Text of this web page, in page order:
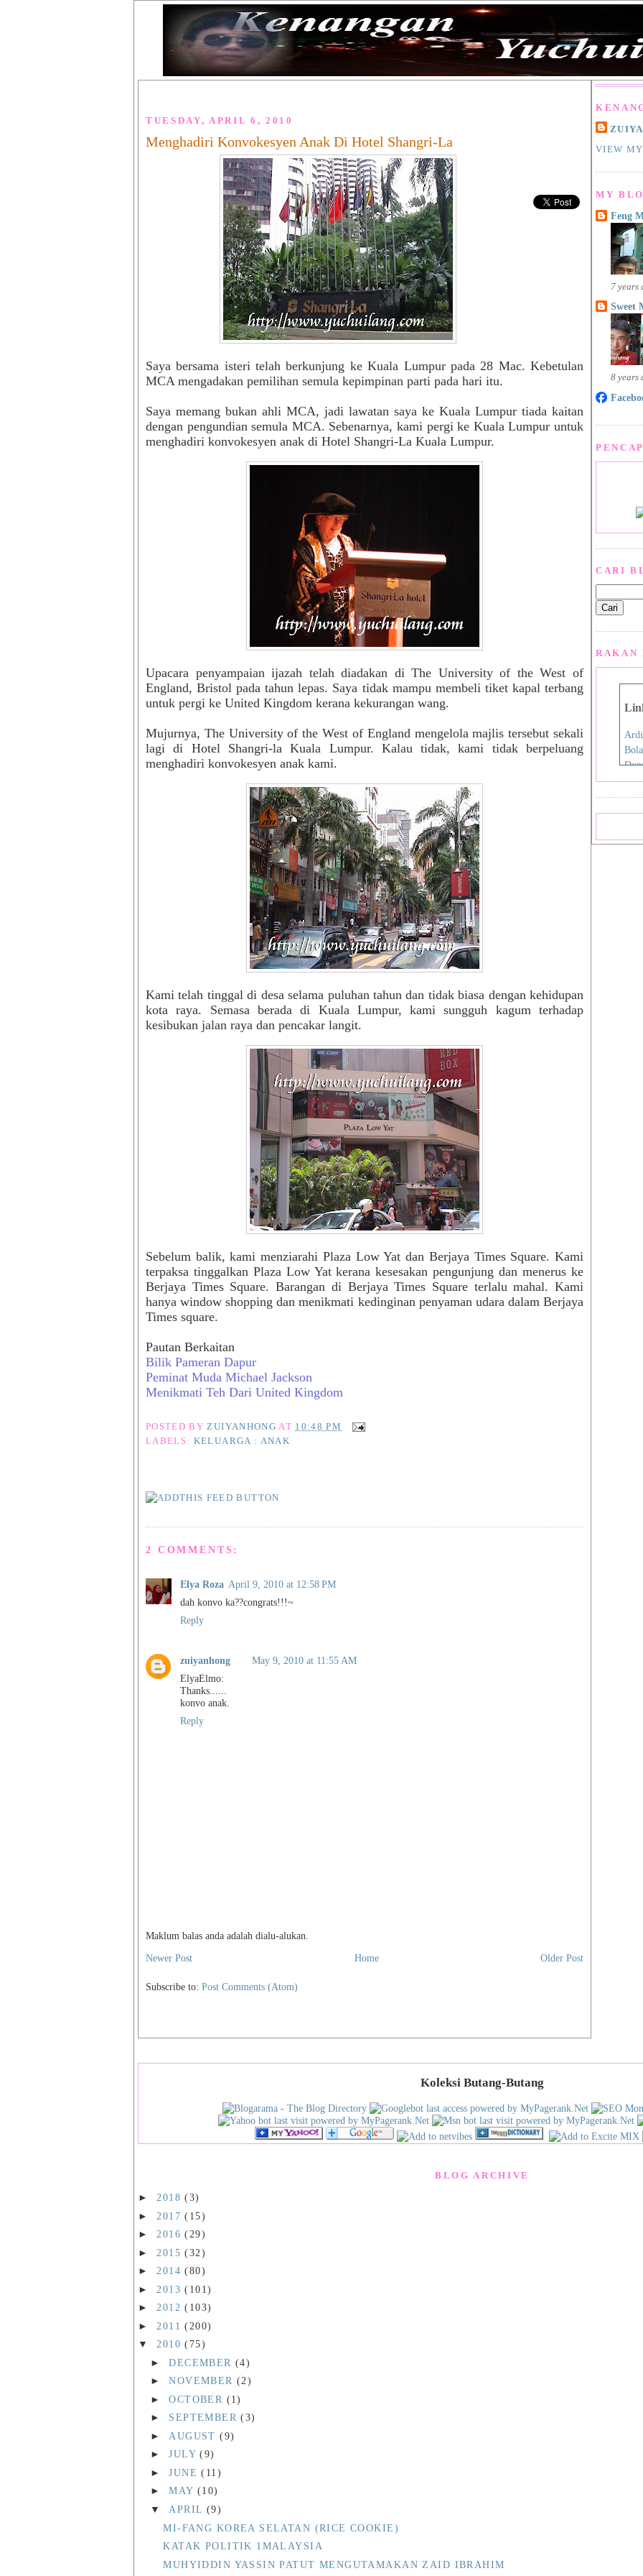
TUESDAY, APRIL 6, 2010
Menghadiri Konvokesyen Anak Di Hotel Shangri-La
Saya bersama isteri telah berkunjung ke Kuala Lumpur pada 28 Mac. Kebetulan
MCA mengadakan pemilihan semula kepimpinan parti pada hari itu.
Saya memang bukan ahli MCA, jadi lawatan saya ke Kuala Lumpur tiada kaitan
dengan pengundian semula MCA. Sebenarnya, kami pergi ke Kuala Lumpur untuk
menghadiri konvokesyen anak di Hotel Shangri-La Kuala Lumpur.
Upacara penyampaian ijazah telah diadakan di The University of the West of
England, Bristol pada tahun lepas. Saya tidak mampu membeli tiket kapal terbang
untuk pergi ke United Kingdom kerana kekurangan wang.
Mujurnya, The University of the West of England mengelola majlis tersebut sekali
lagi di Hotel Shangri-la Kuala Lumpur. Kalau tidak, kami tidak berpeluang
menghadiri konvokesyen anak kami.
Kami telah tinggal di desa selama puluhan tahun dan tidak biasa dengan kehidupan
kota raya. Semasa berada di Kuala Lumpur, kami sungguh kagum terhadap
kesibukan jalan raya dan pencakar langit.
Sebelum balik, kami menziarahi Plaza Low Yat dan Berjaya Times Square. Kami
terpaksa tinggalkan Plaza Low Yat kerana kesesakan pengunjung dan menerus ke
Berjaya Times Square. Barangan di Berjaya Times Square terlalu mahal. Kami
hanya window shopping dan menikmati kedinginan penyaman udara dalam Berjaya
Times square.
Pautan Berkaitan
Bilik Pameran Dapur
Peminat Muda Michael Jackson
Menikmati Teh Dari United Kingdom
POSTED BY ZUIYANHONG AT 10:48 PM
LABELS: KELUARGA : ANAK
2 COMMENTS:
Elya Roza April 9, 2010 at 12:58 PM
dah konvo ka??congrats!!!~
Reply
zuiyanhong
May 9, 2010 at 11:55 AM
ElyaElmo:
Thanks......
konvo anak.
Reply
Maklum balas anda adalah dialu-alukan.
Newer Post
Older Post
Home
Subscribe to: Post Comments (Atom)
VIEW
MY
Feng
7 years
Sweet
8 years
CARI
RAKAN
Ardi
Eida
Koleksi Butang-Butang
BLOG ARCHIVE
► 2018(3)
► 2017(15)
► 2016(29)
► 2015(32)
► 2014(80)
► 2013(101)
► 2012(103)
► 2011(200)
▼2010(75)
►DECEMBER(4)
►NOVEMBER(2)
►OCTOBER (1)
► SEPTEMBER(3)
► AUGUST(9)
►JULY(9)
►JUNE(11)
►MAY (10)
▼ APRIL (9)
MI-FANG KOREA SELATAN (RICE COOKIE)
KATAK POLITIK 1MALAYSIA
MUHYIDDIN YASSIN PATUT MENGUTAMAKAN ZAID IBRAHIM